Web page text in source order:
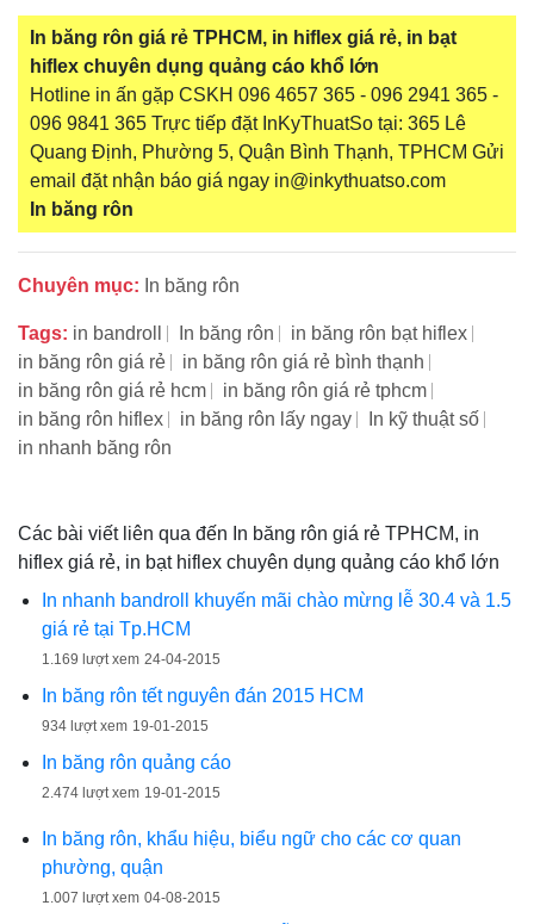
In băng rôn giá rẻ TPHCM, in hiflex giá rẻ, in bạt
hiflex chuyên dụng quảng cáo khổ lớn
Hotline in ấn gặp CSKH 096 4657 365 - 096 2941 365 -
096 9841 365 Trực tiếp đặt InKyThuatSo tại: 365 Lê
Quang Định, Phường 5, Quận Bình Thạnh, TPHCM Gửi
email đặt nhận báo giá ngay in@inkythuatso.com
In băng rôn
Chuyên mục: In băng rôn
Tags: in bandroll In băng rôn
in băng rôn bạt hiflex
in băng rôn giá rẻ
in băng rôn giá rẻ bình thạnh
in băng rôn giá rẻ hcm
in băng rôn giá rẻ tphcm
in băng rôn hiflex
in băng rôn lấy ngay
In kỹ thuật số
in nhanh băng rôn
Các bài viết liên qua đến In băng rôn giá rẻ TPHCM, in
hiflex giá rẻ, in bạt hiflex chuyên dụng quảng cáo khổ lớn
In nhanh bandroll khuyến mãi chào mừng lễ 30.4 và 1.5
giá rẻ tại Tp.HCM
1.169 lượt xem 24-04-2015
In băng rôn tết nguyên đán 2015 HCM
934 lượt xem 19-01-2015
In băng rôn quảng cáo
2.474 lượt xem 19-01-2015
In băng rôn, khẩu hiệu, biểu ngữ cho các cơ quan
phường, quận
1.007 lượt xem 04-08-2015